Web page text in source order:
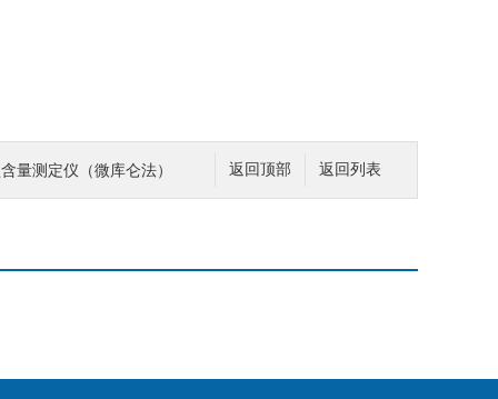
返回列表
返回顶部
量测定仪（微库仑法）